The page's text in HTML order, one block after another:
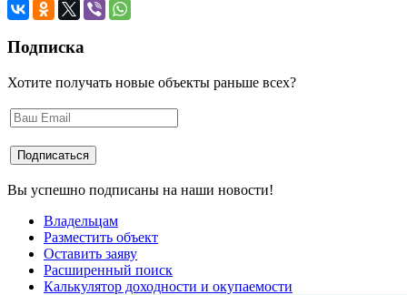
Подписка
Хотите получать новые объекты раньше всех?
Вы успешно подписаны на наши новости!
Владельцам
Разместить объект
Оставить заяву
Расширенный поиск
Калькулятор доходности и окупаемости